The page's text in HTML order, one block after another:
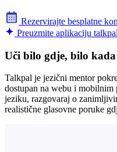
Rezervirajte besplatne
Preuzmite aplikaciju talkpal
Uči bilo gdje, bilo kada
Talkpal je jezični mentor
dostupan na webu i mobilnim
jeziku, razgovaraj o
realistične glasovne poruke